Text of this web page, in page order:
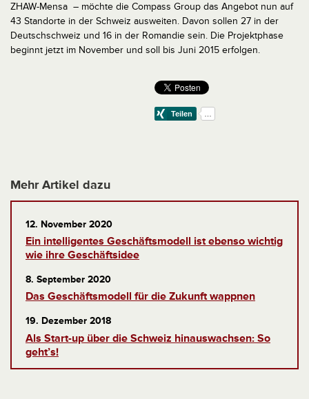
ZHAW-Mensa – möchte die Compass Group das Angebot nun auf
43 Standorte in der Schweiz ausweiten. Davon sollen 27 in der
Deutschschweiz und 16 in der Romandie sein. Die Projektphase
beginnt jetzt im November und soll bis Juni 2015 erfolgen.
Mehr Artikel dazu
12. November 2020
Ein intelligentes Geschäftsmodell ist ebenso wichtig
wie ihre Geschäftsidee
8. September 2020
Das Geschäftsmodell für die Zukunft wappnen
19. Dezember 2018
Als Start-up über die Schweiz hinauswachsen: So
geht’s!